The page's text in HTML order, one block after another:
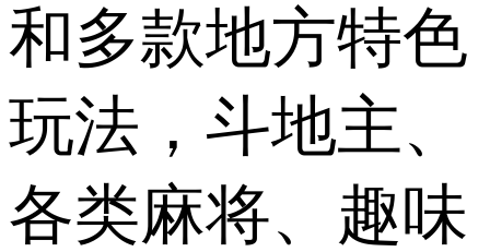
和多款地方特色
玩法，斗地主、
各类麻将、趣味